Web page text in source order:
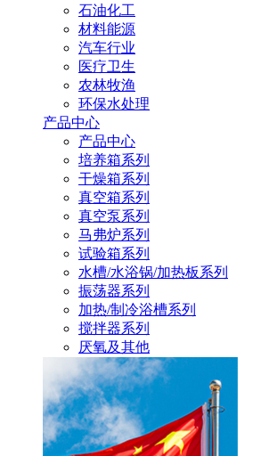
石油化工
材料能源
汽车行业
医疗卫生
农林牧渔
环保水处理
产品中心
产品中心
培养箱系列
干燥箱系列
真空箱系列
真空泵系列
马弗炉系列
试验箱系列
水槽/水浴锅/加热板系列
振荡器系列
加热/制冷浴槽系列
搅拌器系列
厌氧及其他